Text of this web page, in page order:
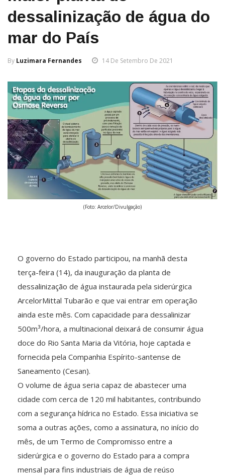
dessalinização de água do
mar do País
By Luzimara Fernandes 14 De Setembro De 2021
(Foto: Arcelor/Divulgação)
O governo do Estado participou, na manhã desta
terça-feira (14), da inauguração da planta de
dessalinização de água instaurada pela siderúrgica
ArcelorMittal Tubarão e que vai entrar em operação
ainda este mês. Com capacidade para dessalinizar
500m³/hora, a multinacional deixará de consumir água
doce do Rio Santa Maria da Vitória, hoje captada e
fornecida pela Companhia Espírito-santense de
Saneamento (Cesan).
O volume de água seria capaz de abastecer uma
cidade com cerca de 120 mil habitantes, contribuindo
com a segurança hídrica no Estado. Essa iniciativa se
soma a outras ações, como a assinatura, no início do
mês, de um Termo de Compromisso entre a
siderúrgica e o governo do Estado para a compra
mensal para fins industriais de água de reúso